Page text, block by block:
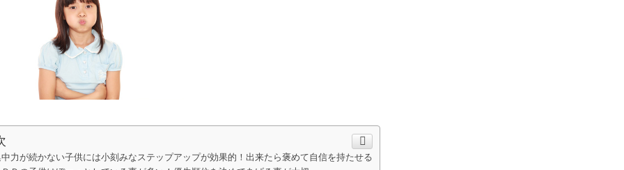
力が続かない子供には小刻みなステップアップが効果的！出来たら褒めて自信を持たせる